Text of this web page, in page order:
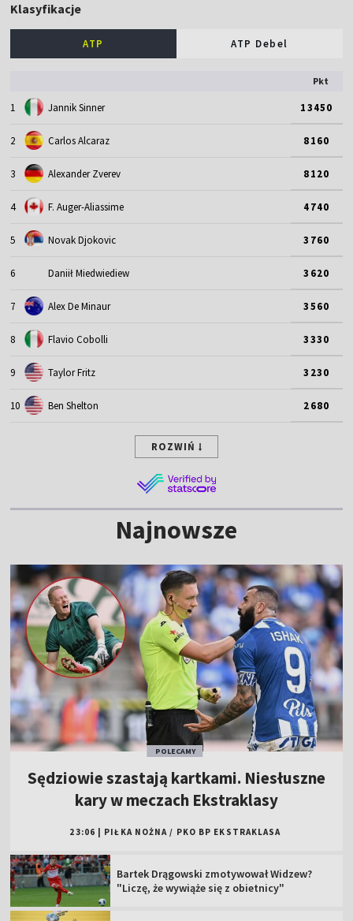
Klasyfikacje
ATP ATP Debel
Pkt
1 Jannik Sinner 13450
2 Carlos Alcaraz 8160
3 Alexander Zverev 8120
4 F. Auger-Aliassime 4740
5 Novak Djokovic 3760
6 Daniił Miedwiediew 3620
7 Alex De Minaur 3560
8 Flavio Cobolli 3330
9 Taylor Fritz 3230
10 Ben Shelton 2680
ROZWIŃ
Najnowsze
POLECAMY
Sędziowie szastają kartkami. Niesłuszne
kary w meczach Ekstraklasy
23:06 PIŁKA NOŻNA / PKO BP EKSTRAKLASA
Bartek Drągowski zmotywował Widzew?
"Liczę, że wywiąże się z obietnicy"